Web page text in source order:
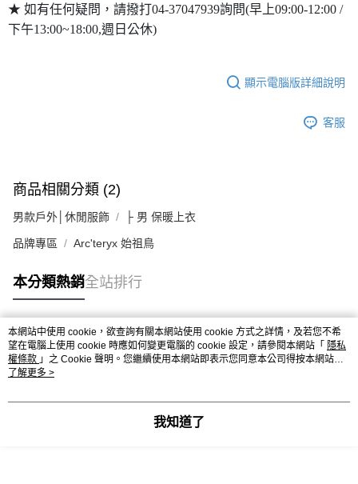
★ 如有任何疑問，請撥打04-37047939詢問(早上09:00-12:00 /
下午13:00~18:00,週日公休)
顯示電腦版詳細說明
客服
商品相關分類 (2)
男款戶外│休閒服飾 ├ 男 保暖上衣
品牌專區 Arc'teryx 始祖鳥
本分類熱銷全站排行
熱門標籤
本網站中使用 cookie，欲查詢有關本網站使用 cookie 方式之詳情，及若您不希
望在電腦上使用 cookie 時應如何變更電腦的 cookie 設定，請參閱本網站「 隱私
權條款 」之 Cookie 聲明。您繼續使用本網站即表示您同意本公司得按本網站使
用條款之 Cookie 聲明使用 cookie。
了解更多 >
我知道了